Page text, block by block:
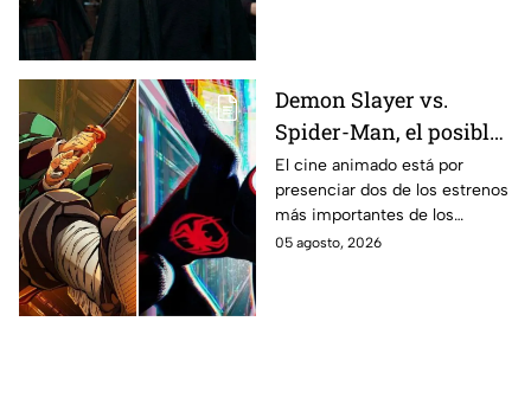
Demon Slayer vs.
Spider-Man, el posible
gran enfrentamiento
en taquilla del 2027
El cine animado está por
presenciar dos de los estrenos
más importantes de los
últimos años.
05 agosto, 2026